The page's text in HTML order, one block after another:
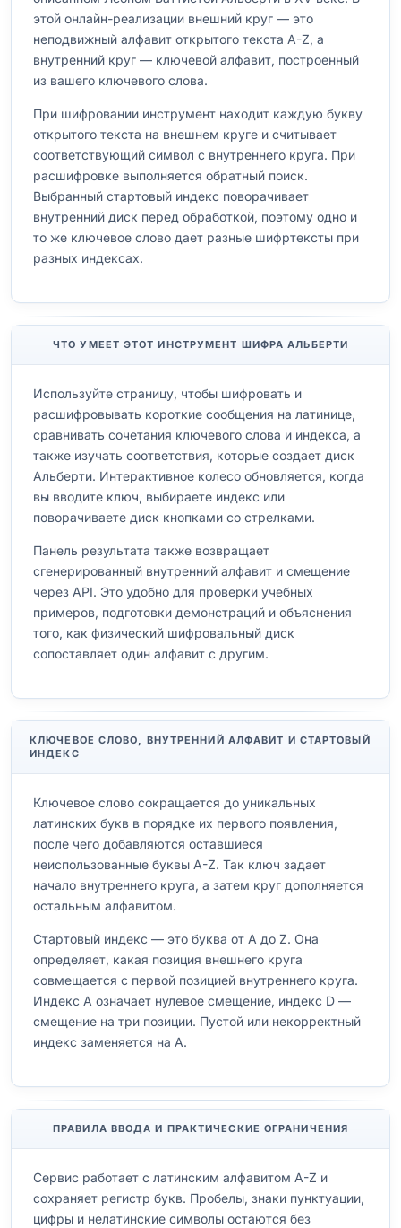
этой онлайн-реализации внешний круг — это
неподвижный алфавит открытого текста A-Z, а
внутренний круг — ключевой алфавит, построенный
из вашего ключевого слова.
При шифровании инструмент находит каждую букву
открытого текста на внешнем круге и считывает
соответствующий символ с внутреннего круга. При
расшифровке выполняется обратный поиск.
Выбранный стартовый индекс поворачивает
внутренний диск перед обработкой, поэтому одно и
то же ключевое слово дает разные шифртексты при
разных индексах.
ЧТО УМЕЕТ ЭТОТ ИНСТРУМЕНТ ШИФРА АЛЬБЕРТИ
Используйте страницу, чтобы шифровать и
расшифровывать короткие сообщения на латинице,
сравнивать сочетания ключевого слова и индекса, а
также изучать соответствия, которые создает диск
Альберти. Интерактивное колесо обновляется, когда
вы вводите ключ, выбираете индекс или
поворачиваете диск кнопками со стрелками.
Панель результата также возвращает
сгенерированный внутренний алфавит и смещение
через API. Это удобно для проверки учебных
примеров, подготовки демонстраций и объяснения
того, как физический шифровальный диск
сопоставляет один алфавит с другим.
КЛЮЧЕВОЕ СЛОВО, ВНУТРЕННИЙ АЛФАВИТ И СТАРТОВЫЙ
ИНДЕКС
Ключевое слово сокращается до уникальных
латинских букв в порядке их первого появления,
после чего добавляются оставшиеся
неиспользованные буквы A-Z. Так ключ задает
начало внутреннего круга, а затем круг дополняется
остальным алфавитом.
Стартовый индекс — это буква от A до Z. Она
определяет, какая позиция внешнего круга
совмещается с первой позицией внутреннего круга.
Индекс A означает нулевое смещение, индекс D —
смещение на три позиции. Пустой или некорректный
индекс заменяется на A.
ПРАВИЛА ВВОДА И ПРАКТИЧЕСКИЕ ОГРАНИЧЕНИЯ
Сервис работает с латинским алфавитом A-Z и
сохраняет регистр букв. Пробелы, знаки пунктуации,
цифры и нелатинские символы остаются без